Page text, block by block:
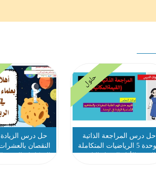
حلول
حل درس المراجعة الذاتية
للوحدة 5 الرياضيات المتكاملة
الصف الأول الفصل الثاني
حل درس
النقصان
المتكاملة الصف